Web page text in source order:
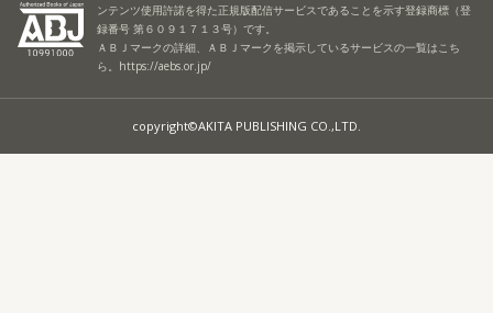
ンテンツ使用許諾を得た正規版配信サービスであることを示す登録商標（登
録番号 第６０９１７１３号）です。
ＡＢＪマークの詳細、ＡＢＪマークを掲示しているサービスの一覧はこち
ら。 https://aebs.or.jp/
copyright©AKITA PUBLISHING CO.,LTD.